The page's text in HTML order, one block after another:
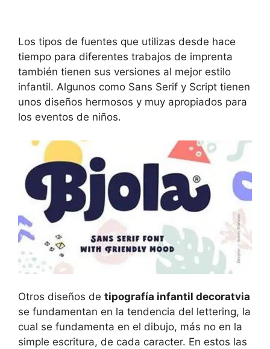
Los tipos de fuentes que utilizas desde hace
tiempo para diferentes trabajos de imprenta
también tienen sus versiones al mejor estilo
infantil. Algunos como Sans Serif y Script tienen
unos diseños hermosos y muy apropiados para
los eventos de niños.
Otros diseños de tipografía infantil decoratvia
se fundamentan en la tendencia del lettering, la
cual se fundamenta en el dibujo, más no en la
simple escritura, de cada caracter. En estos las